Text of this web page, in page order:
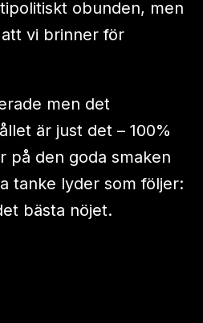
obunden, men
vi brinner för
men det
är just det – 100%
på den goda smaken
tanke lyder som följer:
bästa nöjet.